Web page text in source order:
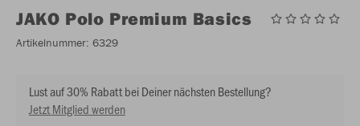
JAKO Polo Premium Basics
Artikelnummer: 6329
Lust auf 30% Rabatt bei Deiner nächsten Bestellung?
Jetzt Mitglied werden